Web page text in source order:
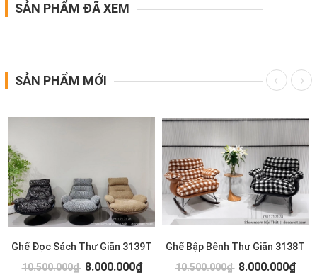
SẢN PHẨM ĐÃ XEM
SẢN PHẨM MỚI
Ghế Đọc Sách Thư Giãn 3139T
10.500.000₫ 8.000.000₫
Ghế Bập Bênh Thư Giãn 3138T
10.500.000₫ 8.000.000₫